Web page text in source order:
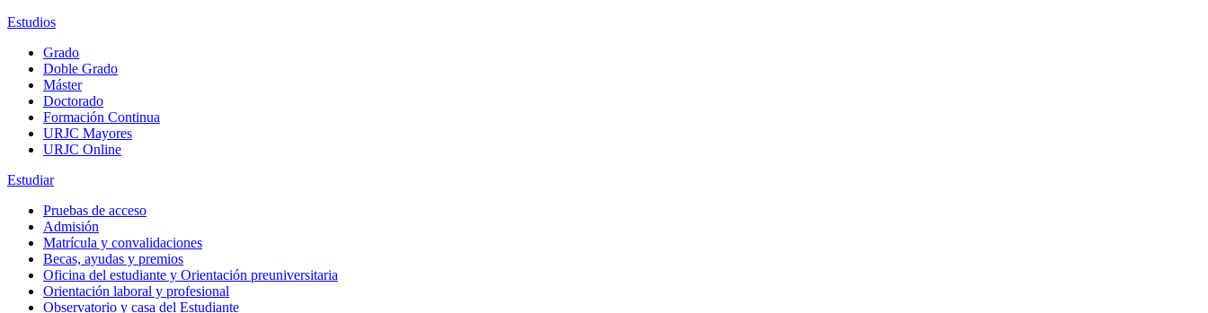
Estudios
Grado
Doble Grado
Máster
Doctorado
Formación Continua
URJC Mayores
URJC Online
Estudiar
Pruebas de acceso
Admisión
Matrícula y convalidaciones
Becas, ayudas y premios
Oficina del estudiante y Orientación preuniversitaria
Orientación laboral y profesional
Observatorio y casa del Estudiante